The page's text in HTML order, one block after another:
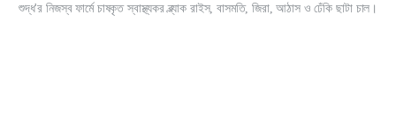
শুদ্ধ'র নিজস্ব ফার্মে চাষকৃত স্বাস্থ্যকর ব্ল্যাক রাইস, বাসমতি, জিরা, আঠাস ও ঢেঁকি ছাটা চাল।